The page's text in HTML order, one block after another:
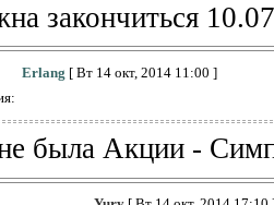
закончиться
Erlang [ Вт 14 окт, 2014 11:00 ]
была Акции -